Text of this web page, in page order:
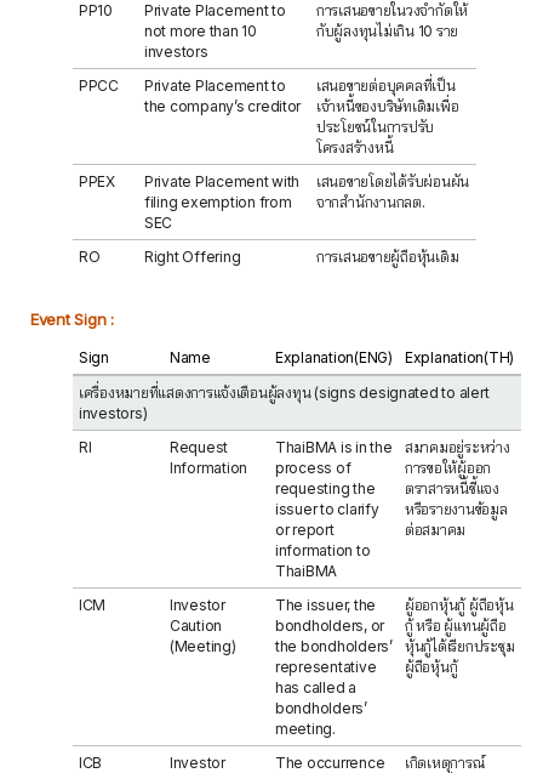
PP10
Private Placement to
not more than 10
investors
การเสนอขายในวงจำกัดให้
กับผู้ลงทุนไม่เกิน 10 ราย
PPCC
Private Placement to
the company’s creditor
เสนอขายต่อบุคคลที่เป็น
เจ้าหนี้ของบริษัทเดิมเพื่อ
ประโยชน์ในการปรับ
โครงสร้างหนี้
PPEX
Private Placement with
filing exemption from
SEC
เสนอขายโดยได้รับผ่อนผัน
จากสำนักงานกลต.
RO Right Offering การเสนอขายผู้ถือหุ้นเดิม
Event Sign :
Sign Name Explanation(ENG)
Explanation(TH)
เครื่องหมายที่แสดงการแจ้งเตือนผู้ลงทุน (signs designated to alert
investors)
RI
Request
Information
ThaiBMA is in the
process of
requesting the
issuer to clarify
or report
information to
ThaiBMA
สมาคมอยู่ระหว่าง
การขอให้ผู้ออก
ตราสารหนี้ชี้แจง
หรือรายงานข้อมูล
ต่อสมาคม
ICM
Investor
Caution
(Meeting)
The issuer, the
bondholders, or
the bondholders’
representative
has called a
bondholders’
meeting.
ผู้ออกหุ้นกู้ ผู้ถือหุ้น
กู้ หรือ ผู้แทนผู้ถือ
หุ้นกู้ได้เรียกประชุม
ผู้ถือหุ้นกู้
ICB
Investor
The occurrence
เกิดเหตุการณ์